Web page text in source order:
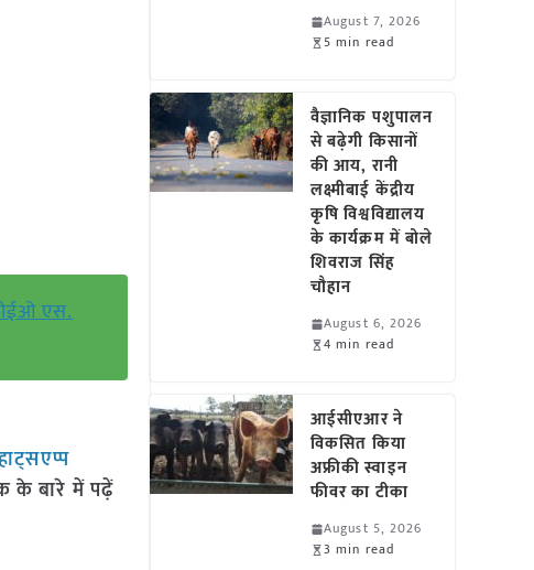
एस.
के बारे में पढ़ें
August 7, 2026
5 min read
वैज्ञानिक पशुपालन
से बढ़ेगी किसानों
की आय, रानी
लक्ष्मीबाई केंद्रीय
कृषि विश्वविद्यालय
के कार्यक्रम में बोले
शिवराज सिंह
चौहान
August 6, 2026
4 min read
आईसीएआर ने
विकसित किया
अफ्रीकी स्वाइन
फीवर का टीका
August 5, 2026
3 min read